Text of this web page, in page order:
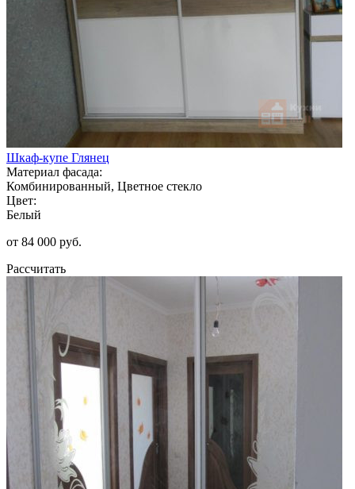
Шкаф-купе Глянец
Материал фасада:
Комбинированный, Цветное стекло
Цвет:
Белый
от 84 000 руб.
Рассчитать